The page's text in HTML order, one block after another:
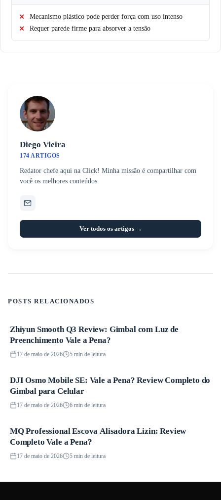
Mecanismo plástico pode perder força com uso intenso
Requer parede firme para absorver a tensão
Diego Vieira
174 ARTIGOS
Redator chefe aqui na Click! Minha missão é compartilhar com
você os melhores conteúdos.
Ver todos os artigos →
POSTS RELACIONADOS
Produtos
Zhiyun Smooth Q3 Review: Gimbal com Luz de
Preenchimento Vale a Pena?
17 de maio de 2026 5 min de leitura
Produtos
DJI Osmo Mobile SE: Vale a Pena? Review Completo do
Gimbal para Celular
17 de maio de 2026 6 min de leitura
Produtos
MQ Professional Escova Alisadora Lizin: Review
Completo Vale a Pena?
17 de maio de 2026 5 min de leitura